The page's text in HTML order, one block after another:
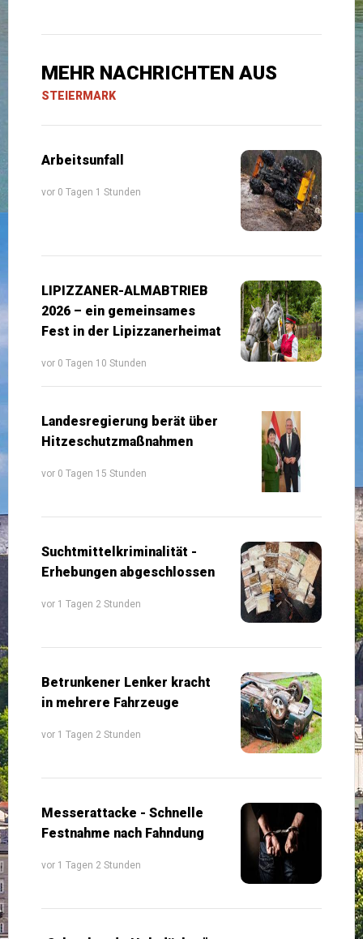
MEHR NACHRICHTEN AUS
STEIERMARK
Arbeitsunfall
vor 0 Tagen 1 Stunden
LIPIZZANER-ALMABTRIEB
2026 – ein gemeinsames
Fest in der Lipizzanerheimat
vor 0 Tagen 10 Stunden
Landesregierung berät über
Hitzeschutzmaßnahmen
vor 0 Tagen 15 Stunden
Suchtmittelkriminalität -
Erhebungen abgeschlossen
vor 1 Tagen 2 Stunden
Betrunkener Lenker kracht
in mehrere Fahrzeuge
vor 1 Tagen 2 Stunden
Messerattacke - Schnelle
Festnahme nach Fahndung
vor 1 Tagen 2 Stunden